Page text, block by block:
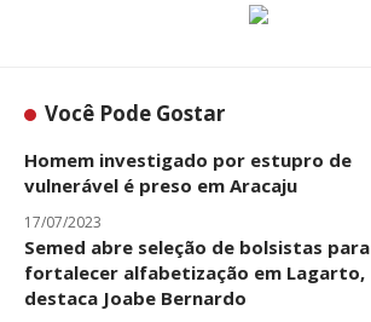
Você Pode Gostar
Homem investigado por estupro de
vulnerável é preso em Aracaju
17/07/2023
Semed abre seleção de bolsistas para
fortalecer alfabetização em Lagarto,
destaca Joabe Bernardo